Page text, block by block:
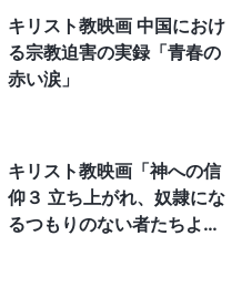
キリスト教映画 中国におけ
る宗教迫害の実録「青春の
赤い涙」
キリスト教映画「神への信
仰３ 立ち上がれ、奴隷にな
るつもりのない者たちよ」